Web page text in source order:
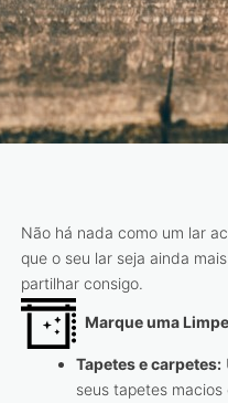
Não há nada como um lar
que o seu lar seja ainda
partilhar consigo.
Marque uma
Tapetes e carpetes:
seus tapetes